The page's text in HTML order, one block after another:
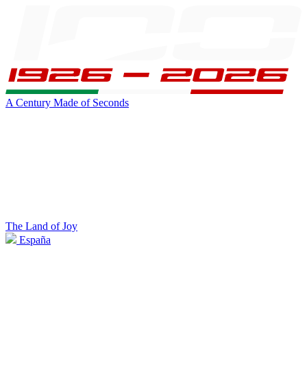
A Century Made of Seconds
The Land of Joy
España